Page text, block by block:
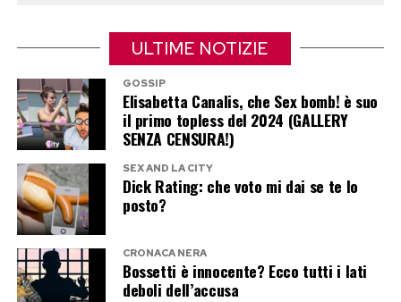
personalità politiche per le vacanze estive.
Panarea, dal canto suo, ringrazia: quando
arrivano due Clinton insieme, anche una
semplice passeggiata diventa notizia.
Post Views: 370
ULTIME NOTIZIE
GOSSIP
Elisabetta Canalis, che Sex bomb! è suo
il primo topless del 2024 (GALLERY
SENZA CENSURA!)
SEX AND LA CITY
Dick Rating: che voto mi dai se te lo
posto?
CRONACA NERA
Bossetti è innocente? Ecco tutti i lati
deboli dell’accusa